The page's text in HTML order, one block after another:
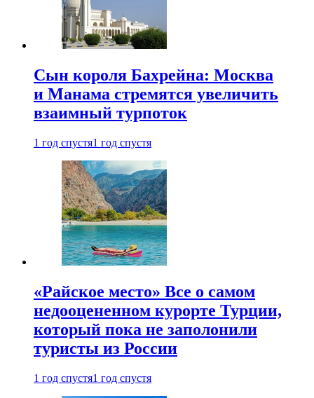
Сын короля Бахрейна: Москва
и Манама стремятся увеличить
взаимный турпоток
1 год спустя1 год спустя
«Райское место» Все о самом
недооцененном курорте Турции,
который пока не заполонили
туристы из России
1 год спустя1 год спустя